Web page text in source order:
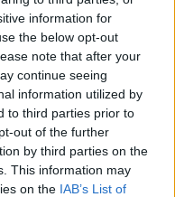
information for
the below opt-out
note that after your
continue seeing
information utilized by
to third parties prior to
out of the further
by third parties on the
This information may
on the IAB’s List of